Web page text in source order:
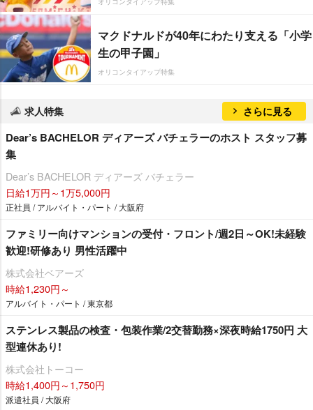
マクドナルドが40年にわたり支える「小学
生の甲子園」
オリコンタイアップ特集
求人特集 さらに見る
Dear’s BACHELOR ディアーズ バチェラーのホスト スタッフ募
集
Dear’s BACHELOR ディアーズ バチェラー
日給1万円～1万5,000円
正社員 / アルバイト・パート / 大阪府
ファミリー向けマンションの受付・フロント/週2日～OK!未経験
歓迎!研修あり 男性活躍中
株式会社ベアーズ
時給1,230円～
アルバイト・パート / 東京都
ステンレス製品の検査・包装作業/2交替勤務×深夜時給1750円 大
型連休あり!
株式会社トーコー
時給1,400円～1,750円
派遣社員 / 大阪府